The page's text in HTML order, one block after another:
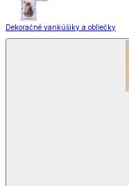
Dekoračné vankúšiky a obliečky